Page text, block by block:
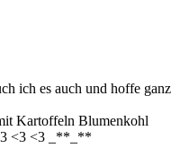
ich es auch und hoffe ganz
Kartoffeln Blumenkohl
<3 <3 _**_**